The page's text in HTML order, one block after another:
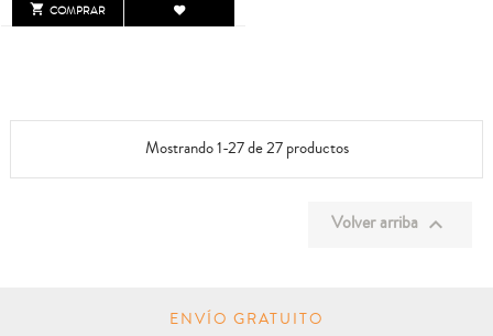
 COMPRAR
Mostrando 1-27 de 27 productos
Volver arriba 
ENVÍO GRATUITO